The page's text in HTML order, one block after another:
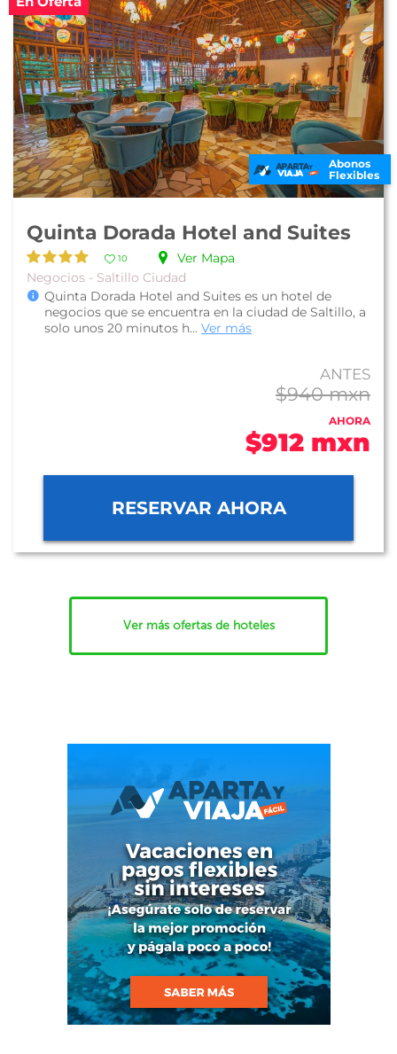
Abonos
Flexibles
Quinta Dorada Hotel and Suites
10
Ver Mapa
Negocios - Saltillo Ciudad
Quinta Dorada Hotel and Suites es un hotel de
negocios que se encuentra en la ciudad de Saltillo, a
solo unos 20 minutos h... Ver más
ANTES
$940 mxn
AHORA
$912 mxn
RESERVAR AHORA
Ver más ofertas de hoteles